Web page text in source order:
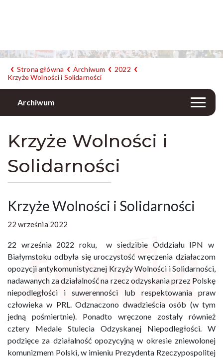
Strona główna Archiwum
2022
Krzyże Wolności i Solidarności
Archiwum
Krzyże Wolności i
Solidarności
Krzyże Wolności i Solidarności
22 września 2022
22 września 2022 roku, w siedzibie Oddziału IPN w
Białymstoku odbyła się uroczystość wręczenia działaczom
opozycji antykomunistycznej Krzyży Wolności i Solidarności,
nadawanych za działalność na rzecz odzyskania przez Polskę
niepodległości i suwerenności lub respektowania praw
człowieka w PRL. Odznaczono dwadzieścia osób (w tym
jedną pośmiertnie). Ponadto wręczone zostały również
cztery Medale Stulecia Odzyskanej Niepodległości. W
podzięce za działalność opozycyjną w okresie zniewolonej
komunizmem Polski, w imieniu Prezydenta Rzeczypospolitej